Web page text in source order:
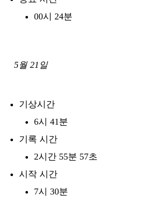
00시 24분
5월 21일
기상시간
6시 41분
기록 시간
2시간 55분 57초
시작 시간
7시 30분